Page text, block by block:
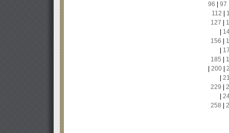
96
97
112
127
156
185
200|
229
258